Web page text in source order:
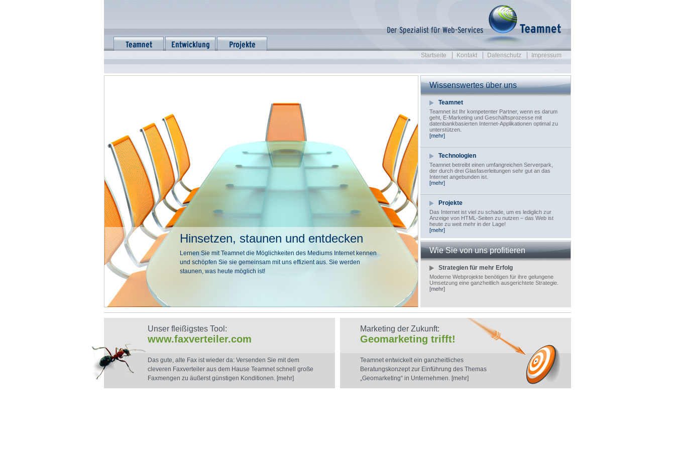
Hinsetzen, staunen und entdecken
Lernen Sie mit Teamnet die Möglichkeiten des Mediums Internet kennen
und schöpfen Sie sie gemeinsam mit uns effizient aus. Sie werden
staunen, was heute möglich ist!
Wissenswertes über uns
Teamnet
Teamnet ist Ihr kompetenter Partner, wenn es darum
geht, E-Marketing und Geschäftsprozesse mit
datenbankbasierten Internet-Applikationen optimal zu
unterstützen.
[mehr]
Technologien
Teamnet betreibt einen umfangreichen Serverpark,
der durch drei Glasfaserleitungen sehr gut an das
Internet angebunden ist.
[mehr]
Projekte
Das Internet ist viel zu schade, um es lediglich zur
Anzeige von HTML-Seiten zu nutzen – das Web ist
heute zu weit mehr in der Lage!
[mehr]
Wie Sie von uns profitieren
Strategien für mehr Erfolg
Moderne Webprojekte benötigen für ihre gelungene
Umsetzung eine ganzheitlich ausgerichtete Strategie.
[mehr]
Unser fleißigstes Tool:
www.faxverteiler.com
Das gute, alte Fax ist wieder da: Versenden Sie mit dem
cleveren Faxverteiler aus dem Hause Teamnet schnell große
Faxmengen zu äußerst günstigen Konditionen. [mehr]
Marketing der Zukunft:
Geomarketing trifft!
Teamnet entwickelt ein ganzheitliches
Beratungskonzept zur Einführung des Themas
„Geomarketing“ in Unternehmen. [mehr]
Startseite Kontakt Datenschutz Impressum